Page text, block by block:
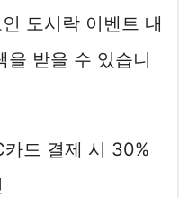
도시락 이벤트 내
을 받을 수 있습니
드 결제 시 30%